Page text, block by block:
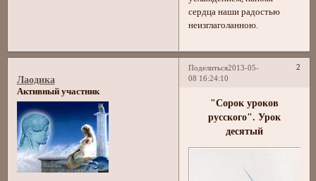
сердца наши радостью
неизглаголанною.
Поделиться 2
2013-05-
08 16:24:10
Лаодика
Активный участник
"Сорок уроков
русского". Урок
десятый